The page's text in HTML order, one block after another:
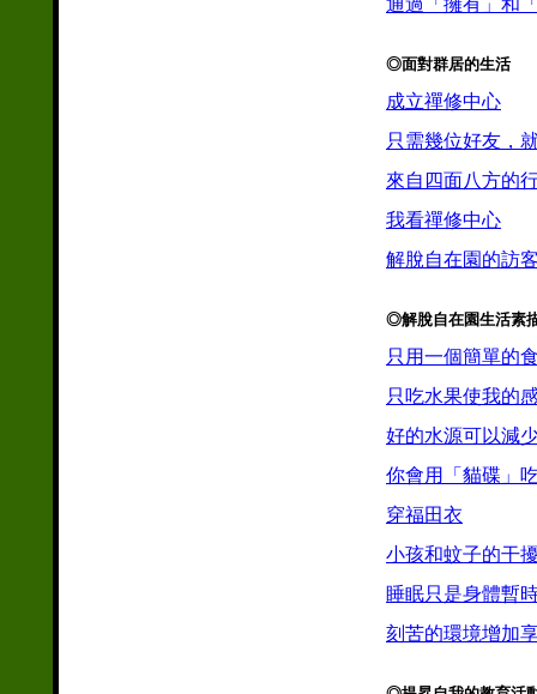
通過「擁有」和
◎面對群居的生活
成立禪修中心
只需幾位好友，
來自四面八方的
我看禪修中心
解脫自在園的訪
◎解脫自在園生活素
只用一個簡單的
只吃水果使我的
好的水源可以減
你會用「貓碟」
穿福田衣
小孩和蚊子的干
睡眠只是身體暫
刻苦的環境增加